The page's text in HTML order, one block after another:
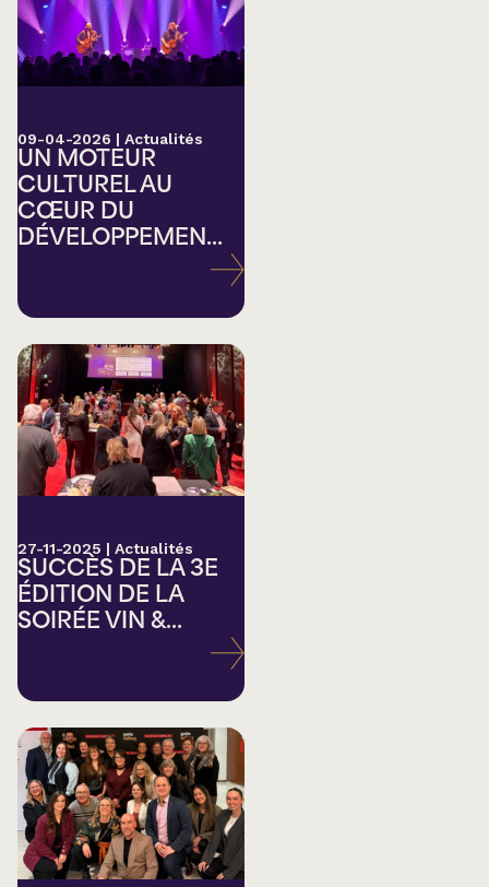
09-04-2026 | Actualités
UN MOTEUR
CULTUREL AU
CŒUR DU
DÉVELOPPEMEN...
27-11-2025 | Actualités
SUCCÈS DE LA 3E
ÉDITION DE LA
SOIRÉE VIN &...